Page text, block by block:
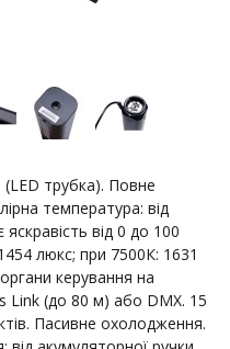
(LED трубка). Повне
температура: від
від 0 до 100
люкс; при 7500К: 1631
керування на
Link (до 80 м) або DMX. 15
Пасивне охолодження.